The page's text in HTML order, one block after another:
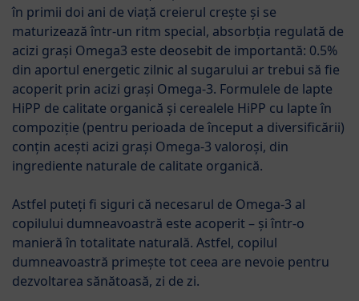
în primii doi ani de viață creierul crește și se
maturizează într-un ritm special, absorbția regulată de
acizi grași Omega3 este deosebit de importantă: 0.5%
din aportul energetic zilnic al sugarului ar trebui să fie
acoperit prin acizi grași Omega-3. Formulele de lapte
HiPP de calitate organică și cerealele HiPP cu lapte în
compoziție (pentru perioada de început a diversificării)
conțin acești acizi grași Omega-3 valoroși, din
ingrediente naturale de calitate organică.
Astfel puteți fi siguri că necesarul de Omega-3 al
copilului dumneavoastră este acoperit – și într-o
manieră în totalitate naturală. Astfel, copilul
dumneavoastră primește tot ceea are nevoie pentru
dezvoltarea sănătoasă, zi de zi.